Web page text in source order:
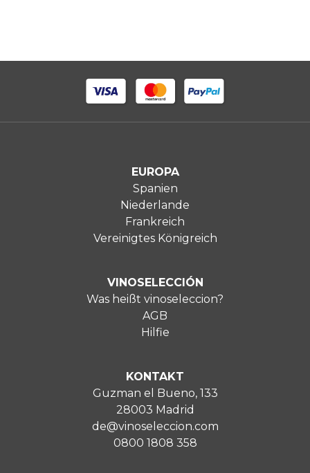
EUROPA
Spanien
Niederlande
Frankreich
Vereinigtes Königreich
VINOSELECCIÓN
Was heißt vinoseleccion?
AGB
Hilfie
KONTAKT
Guzman el Bueno, 133
28003 Madrid
de@vinoseleccion.com
0800 1808 358